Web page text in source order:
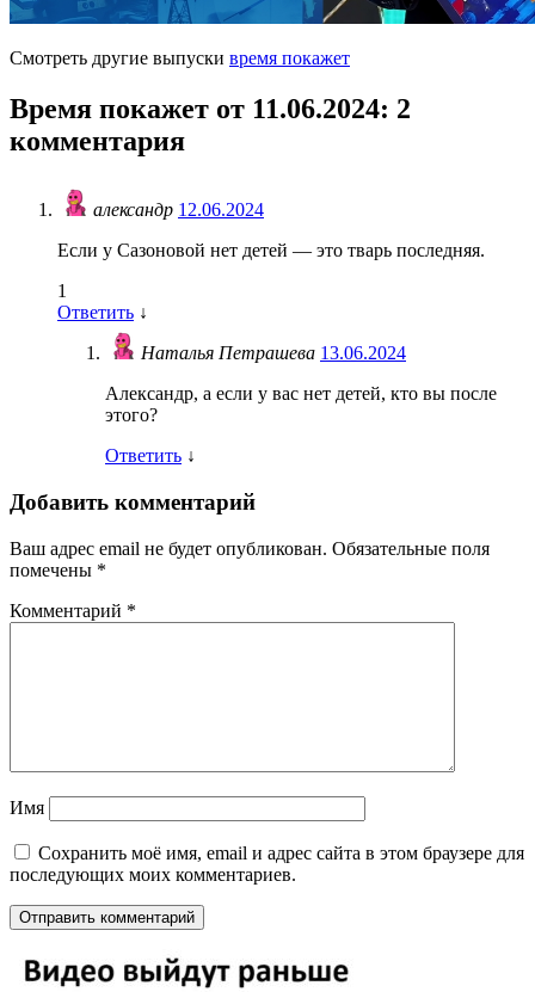
Смотреть другие выпуски время покажет
Время покажет от 11.06.2024: 2
комментария
александр 12.06.2024
Если у Сазоновой нет детей — это тварь последняя.
1
Ответить ↓
Наталья Петрашeва 13.06.2024
Александр, а если у вас нет детей, кто вы после
этого?
Ответить ↓
Добавить комментарий
Ваш адрес email не будет опубликован. Обязательные поля
помечены *
Комментарий *
Имя
Сохранить моё имя, email и адрес сайта в этом браузере для
последующих моих комментариев.